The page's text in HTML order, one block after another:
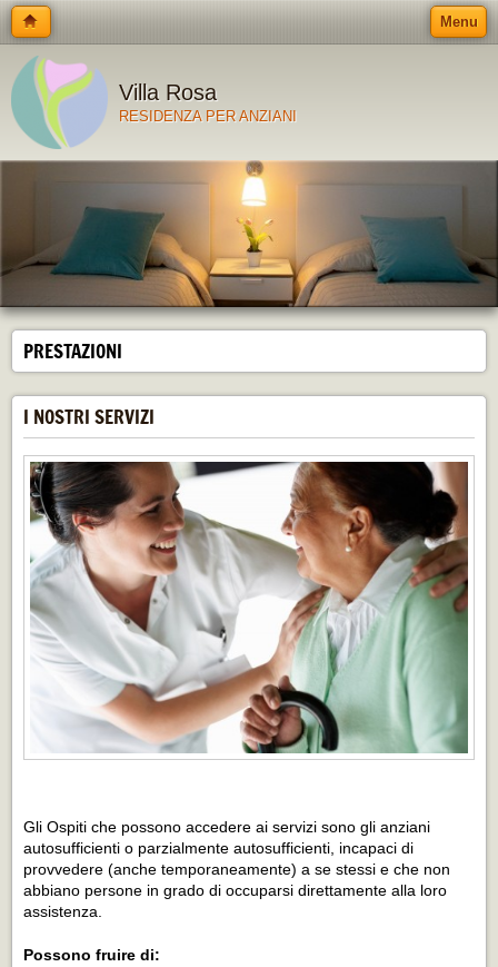
Menu
Villa Rosa
RESIDENZA PER ANZIANI
PRESTAZIONI
I NOSTRI SERVIZI
Gli Ospiti che possono accedere ai servizi sono gli anziani
autosufficienti o parzialmente autosufficienti, incapaci di
provvedere (anche temporaneamente) a se stessi e che non
abbiano persone in grado di occuparsi direttamente alla loro
assistenza.
Possono fruire di: